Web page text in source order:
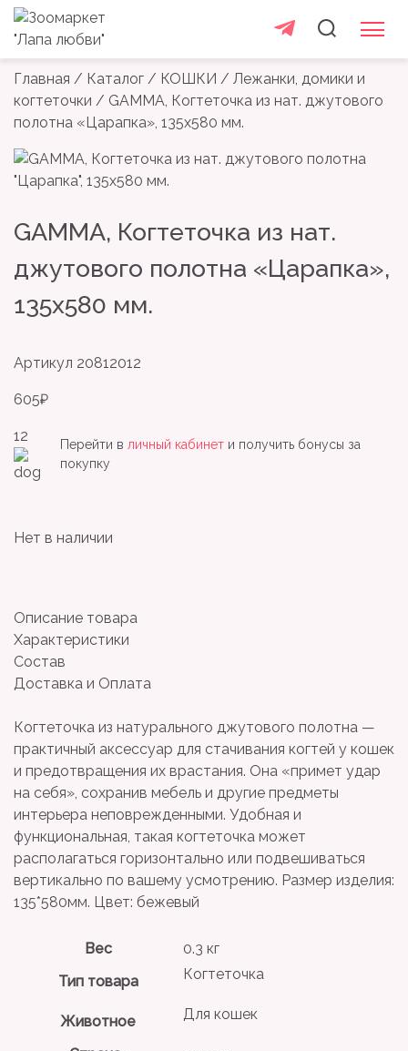
Skipтоваров
+7 965 765 35 55
Главная / Каталог / КОШКИ / Лежанки, домики и
когтеточки / GAMMA, Когтеточка из нат. джутового
полотна «Царапка», 135х580 мм.
GAMMA, Когтеточка из нат.
джутового полотна «Царапка»,
135х580 мм.
Артикул 20812012
605₽
12 Перейти в личный кабинет и получить бонусы за
покупку
Нет в наличии
Описание товара
Характеристики
Состав
Доставка и Оплата
Когтеточка из натурального джутового полотна —
практичный аксессуар для стачивания когтей у кошек
и предотвращения их врастания. Она «примет удар
на себя», сохранив мебель и другие предметы
интерьера неповрежденными. Удобная и
функциональная, такая когтеточка может
располагаться горизонтально или подвешиваться
вертикально по вашему усмотрению. Размер изделия:
135*580мм. Цвет: бежевый
Вес
0.3 кг
Тип товара
Когтеточка
Животное Для кошек